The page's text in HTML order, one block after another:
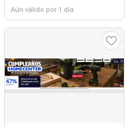
Aún válido por 1 día